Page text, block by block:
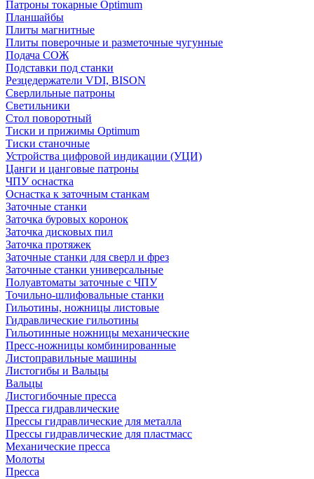
Патроны токарные Optimum
Планшайбы
Плиты магнитные
Плиты поверочные и разметочные чугунные
Подача СОЖ
Подставки под станки
Резцедержатели VDI, BISON
Сверлильные патроны
Светильники
Стол поворотный
Тиски и прижимы Optimum
Тиски станочные
Устройства цифровой индикации (УЦИ)
Цанги и цанговые патроны
ЧПУ оснастка
Оснастка к заточным станкам
Заточные станки
Заточка буровых коронок
Заточка дисковых пил
Заточка протяжек
Заточные станки для сверл и фрез
Заточные станки универсальные
Полуавтоматы заточные с ЧПУ
Точильно-шлифовальные станки
Гильотины, ножницы листовые
Гидравлические гильотины
Гильотинные ножницы механические
Пресс-ножницы комбинированные
Листоправильные машины
Листогибы и Вальцы
Вальцы
Листогибочные пресса
Пресса гидравлические
Прессы гидравлические для металла
Прессы гидравлические для пластмасс
Механические пресса
Молоты
Пресса